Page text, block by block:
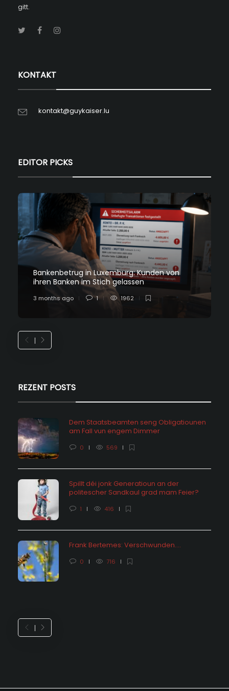
gitt.
KONTAKT
kontakt@guykaiser.lu
EDITOR PICKS
Bankenbetrug in Luxemburg: Kunden von
ihren Banken im Stich gelassen
3 months ago 1 1962
REZENT POSTS
Dem Staatsbeamten seng Obligatiounen
am Fall vun engem Dimmer
0 569
Spillt déi jonk Generatioun an der
politescher Sandkaul grad mam Feier?
1 416
Frank Bertemes: Verschwunden….
0 716